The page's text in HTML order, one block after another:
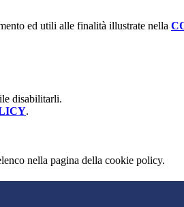
ed utili alle finalità illustrate nella
disabilitarli.
.
nella pagina della cookie policy.